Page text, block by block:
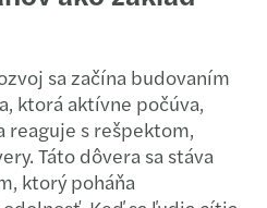
sa začína budovaním
ktorá aktívne počúva,
reaguje s rešpektom,
Táto dôvera sa stáva
ktorý poháňa